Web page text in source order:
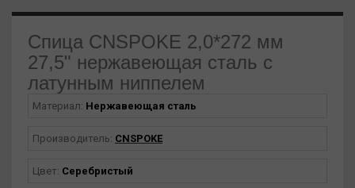
Спица CNSPOKE 2,0*272 мм
27,5" нержавеющая сталь с
латунным ниппелем
Материал: Нержавеющая сталь
Производитель: CNSPOKE
Цвет: Серебристый